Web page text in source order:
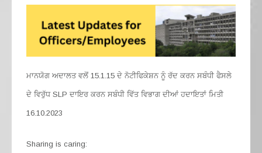
ਮਾਨਯੋਗ ਅਦਾਲਤ ਵਲੋਂ 15.1.15 ਦੇ ਨੋਟੀਫਿਕੇਸ਼ਨ ਨੂੰ ਰੱਦ ਕਰਨ ਸਬੰਧੀ ਫੈਸਲੇ
ਦੇ ਵਿਰੁੱਧ SLP ਦਾਇਰ ਕਰਨ ਸਬੰਧੀ ਵਿੱਤ ਵਿਭਾਗ ਦੀਆਂ ਹਦਾਇਤਾਂ ਮਿਤੀ
16.10.2023
Sharing is caring: